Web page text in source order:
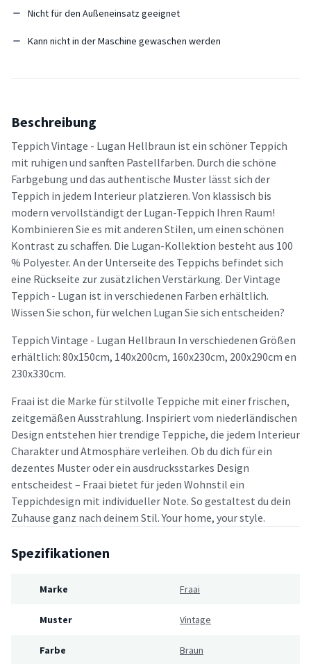
Nicht für den Außeneinsatz geeignet
Kann nicht in der Maschine gewaschen werden
Beschreibung
Teppich Vintage - Lugan Hellbraun ist ein schöner Teppich
mit ruhigen und sanften Pastellfarben. Durch die schöne
Farbgebung und das authentische Muster lässt sich der
Teppich in jedem Interieur platzieren. Von klassisch bis
modern vervollständigt der Lugan-Teppich Ihren Raum!
Kombinieren Sie es mit anderen Stilen, um einen schönen
Kontrast zu schaffen. Die Lugan-Kollektion besteht aus 100
% Polyester. An der Unterseite des Teppichs befindet sich
eine Rückseite zur zusätzlichen Verstärkung. Der Vintage
Teppich - Lugan ist in verschiedenen Farben erhältlich.
Wissen Sie schon, für welchen Lugan Sie sich entscheiden?
Teppich Vintage - Lugan Hellbraun In verschiedenen Größen
erhältlich: 80x150cm, 140x200cm, 160x230cm, 200x290cm en
230x330cm.
Fraai ist die Marke für stilvolle Teppiche mit einer frischen,
zeitgemäßen Ausstrahlung. Inspiriert vom niederländischen
Design entstehen hier trendige Teppiche, die jedem Interieur
Charakter und Atmosphäre verleihen. Ob du dich für ein
dezentes Muster oder ein ausdrucksstarkes Design
entscheidest – Fraai bietet für jeden Wohnstil ein
Teppichdesign mit individueller Note. So gestaltest du dein
Zuhause ganz nach deinem Stil. Your home, your style.
Spezifikationen
Marke Fraai
Muster Vintage
Farbe Braun